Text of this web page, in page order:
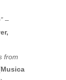
–
from
Musica